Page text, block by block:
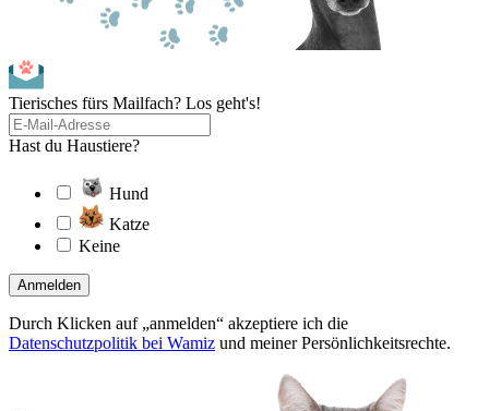
Tierisches fürs Mailfach? Los geht's!
Hast du Haustiere?
Hund
Katze
Keine
Anmelden
Durch Klicken auf „anmelden“ akzeptiere ich die
Datenschutzpolitik bei Wamiz und meiner Persönlichkeitsrechte.